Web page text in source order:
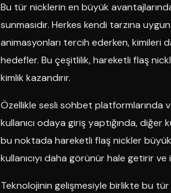
Bu tür nicklerin en büyük
sunmasıdır. Herkes kendi tarzına
animasyonları tercih ederken, kimileri
hedefler. Bu çeşitlilik, hareketli flaş
kimlik kazandırır.
Özellikle sesli sohbet platformlarında
kullanıcı odaya giriş yaptığında, diğer
bu noktada hareketli flaş nickler
kullanıcıyı daha görünür hale getirir ve
Teknolojinin gelişmesiyle birlikte bu